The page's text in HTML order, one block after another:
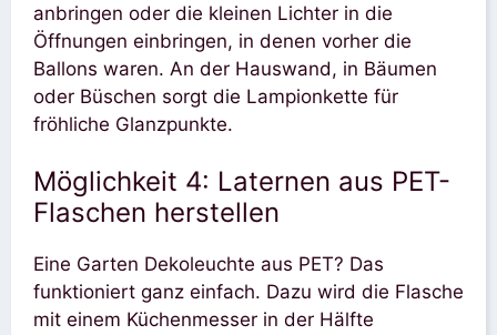
anbringen oder die kleinen Lichter in die
Öffnungen einbringen, in denen vorher die
Ballons waren. An der Hauswand, in Bäumen
oder Büschen sorgt die Lampionkette für
fröhliche Glanzpunkte.
Möglichkeit 4: Laternen aus PET-
Flaschen herstellen
Eine Garten Dekoleuchte aus PET? Das
funktioniert ganz einfach. Dazu wird die Flasche
mit einem Küchenmesser in der Hälfte